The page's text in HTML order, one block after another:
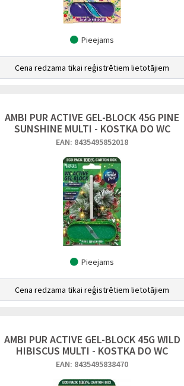
Pieejams
Cena redzama tikai reģistrētiem lietotājiem
AMBI PUR ACTIVE GEL-BLOCK 45G PINE
SUNSHINE MULTI - KOSTKA DO WC
EAN: 8435495852018
Pieejams
Cena redzama tikai reģistrētiem lietotājiem
AMBI PUR ACTIVE GEL-BLOCK 45G WILD
HIBISCUS MULTI - KOSTKA DO WC
EAN: 8435495838470